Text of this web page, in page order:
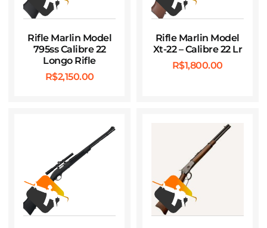
Rifle Marlin Model
795ss Calibre 22
Longo Rifle
R$2,150.00
Rifle Marlin Model
Xt-22 – Calibre 22 Lr
R$1,800.00